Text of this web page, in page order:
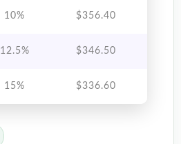
10% $356.40
12.5% $346.50
15% $336.60